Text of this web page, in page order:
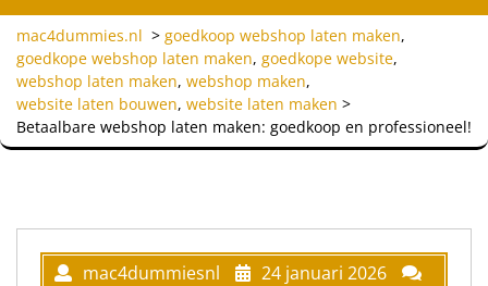
mac4dummies.nl > goedkoop webshop laten maken,
goedkope webshop laten maken, goedkope website,
webshop laten maken, webshop maken,
website laten bouwen, website laten maken >
Betaalbare webshop laten maken: goedkoop en professioneel!
mac4dummiesnl
24 januari 2026